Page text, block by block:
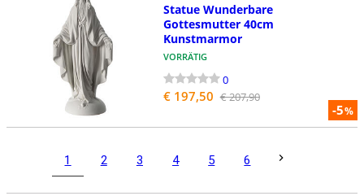
-5%
Statue Wunderbare
Gottesmutter 40cm
Kunstmarmor
VORRÄTIG
0
€ 197,50 € 207,90
1 2 3 4 5 6